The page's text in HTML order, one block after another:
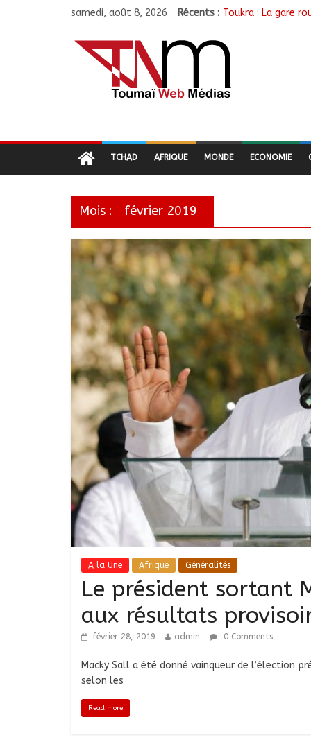
samedi, août 8, 2026 Récents : Toukra : La gare
Tchad : 18 jeunes
TCHAD/FMM/
Moyen-Chari :
TCHAD AFRIQUE MONDE ECONOMIE
Mois : février 2019
A la Une Afrique Généralités
Le président sortant
aux résultats
février 28, 2019 admin 0 Comments
Macky Sall a été donné vainqueur de l’élection
selon les
Read more